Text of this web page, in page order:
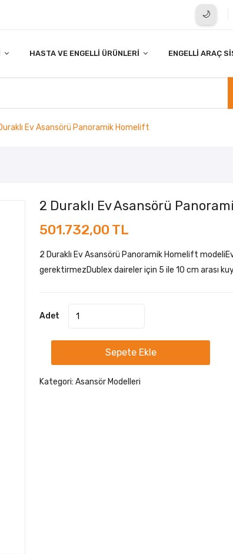
🌙
HASTA VE ENGELLI ÜRÜNLERI ENGELLI ARAÇ
Ev Asansörü Panoramik Homelift
2 Duraklı Ev Asansörü
501.732,00 TL
2 Duraklı Ev Asansörü Panoramik Homelift
gerektirmezDublex daireler için 5 ile 10 cm arası
Adet
Sepete Ekle
Kategori:Asansör Modelleri